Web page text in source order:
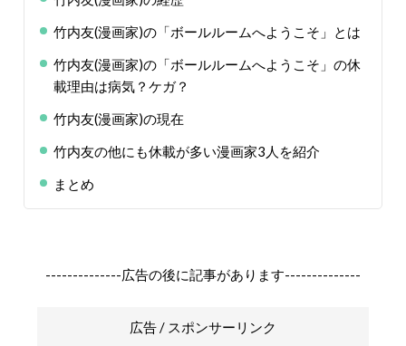
竹内友(漫画家)の「ボールルームへようこそ」とは
竹内友(漫画家)の「ボールルームへようこそ」の休
載理由は病気？ケガ？
竹内友(漫画家)の現在
竹内友の他にも休載が多い漫画家3人を紹介
まとめ
--------------広告の後に記事があります--------------
広告 / スポンサーリンク